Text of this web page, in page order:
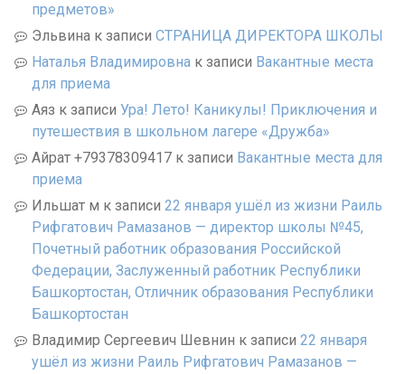
предметов»
Эльвина к записи СТРАНИЦА ДИРЕКТОРА ШКОЛЫ
Наталья Владимировна к записи Вакантные места
для приема
Аяз к записи Ура! Лето! Каникулы! Приключения и
путешествия в школьном лагере «Дружба»
Айрат +79378309417 к записи Вакантные места для
приема
Ильшат м к записи 22 января ушёл из жизни Раиль
Рифгатович Рамазанов — директор школы №45,
Почетный работник образования Российской
Федерации, Заслуженный работник Республики
Башкортостан, Отличник образования Республики
Башкортостан
Владимир Сергеевич Шевнин к записи 22 января
ушёл из жизни Раиль Рифгатович Рамазанов —